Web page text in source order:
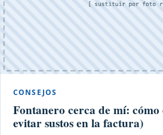
CONSEJOS
Fontanero cerca de mí:
evitar sustos en la factura)